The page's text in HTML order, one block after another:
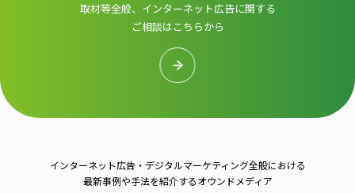
取材等全般、インターネット広告に関する
ご相談はこちらから
インターネット広告・デジタルマーケティング全般における
最新事例や手法を紹介するオウンドメディア